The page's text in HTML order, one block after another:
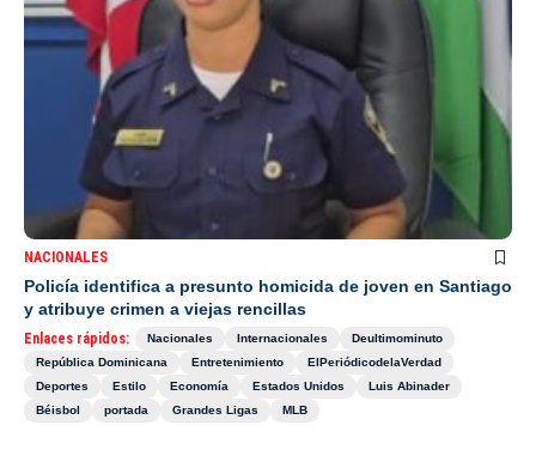
NACIONALES
Policía identifica a presunto homicida de joven en Santiago
y atribuye crimen a viejas rencillas
Enlaces rápidos: Nacionales Internacionales
Deultimominuto
República Dominicana
Entretenimiento
ElPeriódicodelaVerdad
Deportes
Estilo Economía Estados Unidos
Luis Abinader
Béisbol
portada Grandes Ligas MLB